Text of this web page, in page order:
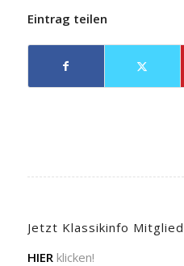
Eintrag teilen
Jetzt Klassikinfo
HIER klicken!